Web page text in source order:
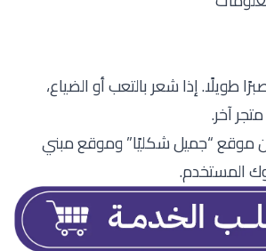
طويلًا. إذا شعر بالتعب أو الضياع،
آخر.
موقع “جميل شكليًا” وموقع مبني
المستخدم.